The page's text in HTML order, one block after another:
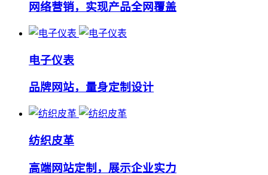
网络营销，实现产品全网覆盖
电子仪表
品牌网站，量身定制设计
纺织皮革
高端网站定制，展示企业实力